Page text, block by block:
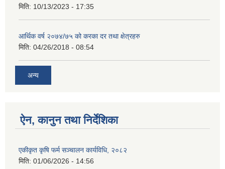
मिति: 10/13/2023 - 17:35
आर्थिक वर्ष २०७४/७५ को करका दर तथा क्षेत्रहरु
मिति: 04/26/2018 - 08:54
अन्य
ऐन, कानुन तथा निर्देशिका
एकीकृत कृषि फर्म सञ्चालन कार्यविधि, २०८२
मिति: 01/06/2026 - 14:56